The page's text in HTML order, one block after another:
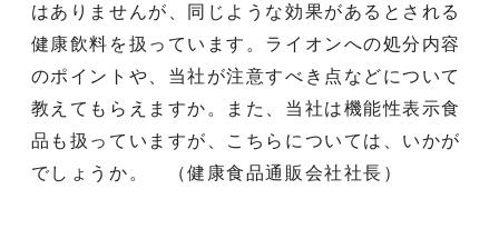
はありませんが、同じような効果があるとされる
健康飲料を扱っています。ライオンへの処分内容
のポイントや、当社が注意すべき点などについて
教えてもらえますか。また、当社は機能性表示食
品も扱っていますが、こちらについては、いかが
でしょうか。 （健康食品通販会社社長）